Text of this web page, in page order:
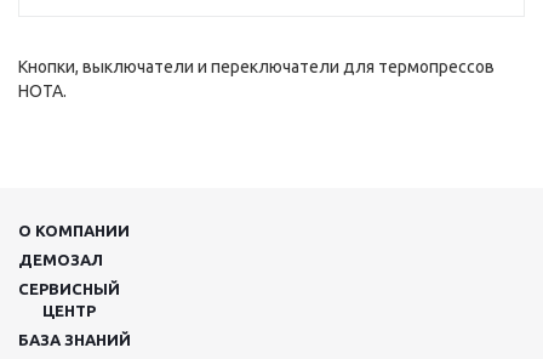
Кнопки, выключатели и переключатели для термопрессов
HOTA.
О КОМПАНИИ
ДЕМОЗАЛ
СЕРВИСНЫЙ
ЦЕНТР
БАЗА ЗНАНИЙ